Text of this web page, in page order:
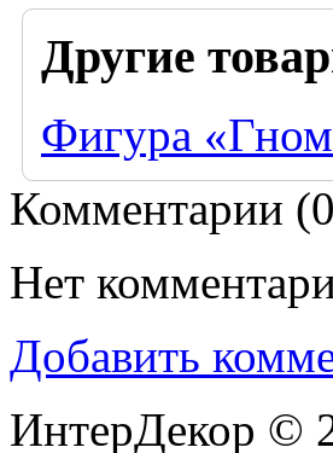
Другие
Фигура
Комментарии (0
Нет
Добавить
ИнтерДекор ©